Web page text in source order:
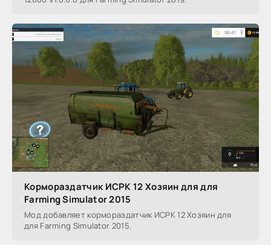
Кормораздатчик ИСРК 12 Хозяин для для
Farming Simulator 2015
Мод добавляет кормораздатчик ИСРК 12 Хозяин для
для Farming Simulator 2015.